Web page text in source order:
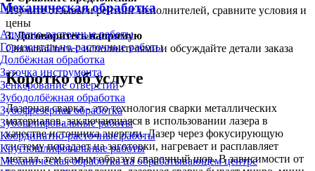
Механическая обработка
Алмазно-расточные работы
Горизонтально-расточные работы
Долбёжная обработка
Заточка инструмента
Зенкерование отверстий
Зубодолбёжная обработка
Зубофрезерная обработка
Зубошлифовальные работы
Координатно-расточные работы
Круглошлифовальные работы
Механическая обработка на обрабатывающем центре
Изучите отзывы и рейтинг исполнителей, сравните условия и
цены
3.Договоритесь напрямую
Связывайтесь с исполнителями и обсуждайте детали заказа
Коротко об услуге
Лазерная сварка - это технология сварки металлических
материалов, заключающаяся в использовании лазера в
качестве источника энергии. Лазер через фокусирующую
систему попадает на заготовки, нагревает и расплавляет
металл, тем самым образуя сварочный шов. В зависимости от